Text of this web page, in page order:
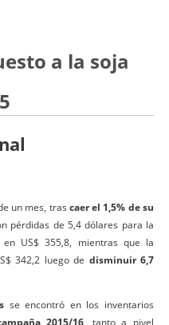
a la soja
un mes, tras caer el 1,5% de su
pérdidas de 5,4 dólares para la
US$ 355,8, mientras que la
342,2 luego de disminuir 6,7
se encontró en los inventarios
2015/16, tanto a nivel